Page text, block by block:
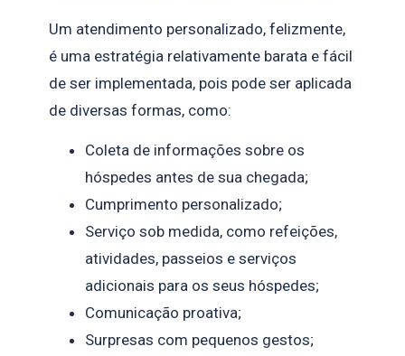
Um atendimento personalizado, felizmente,
é uma estratégia relativamente barata e fácil
de ser implementada, pois pode ser aplicada
de diversas formas, como:
Coleta de informações sobre os
hóspedes antes de sua chegada;
Cumprimento personalizado;
Serviço sob medida, como refeições,
atividades, passeios e serviços
adicionais para os seus hóspedes;
Comunicação proativa;
Surpresas com pequenos gestos;